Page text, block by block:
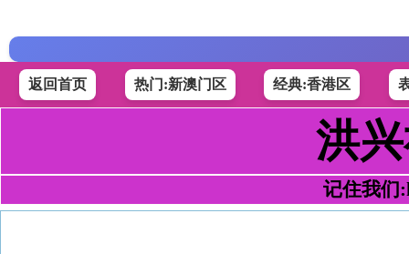
返回首页 热门:新澳门区 经典:香港区
洪
记住我们